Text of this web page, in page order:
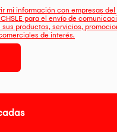
mi información con empresas del
para el envío de
productos, servicios,
de interés.